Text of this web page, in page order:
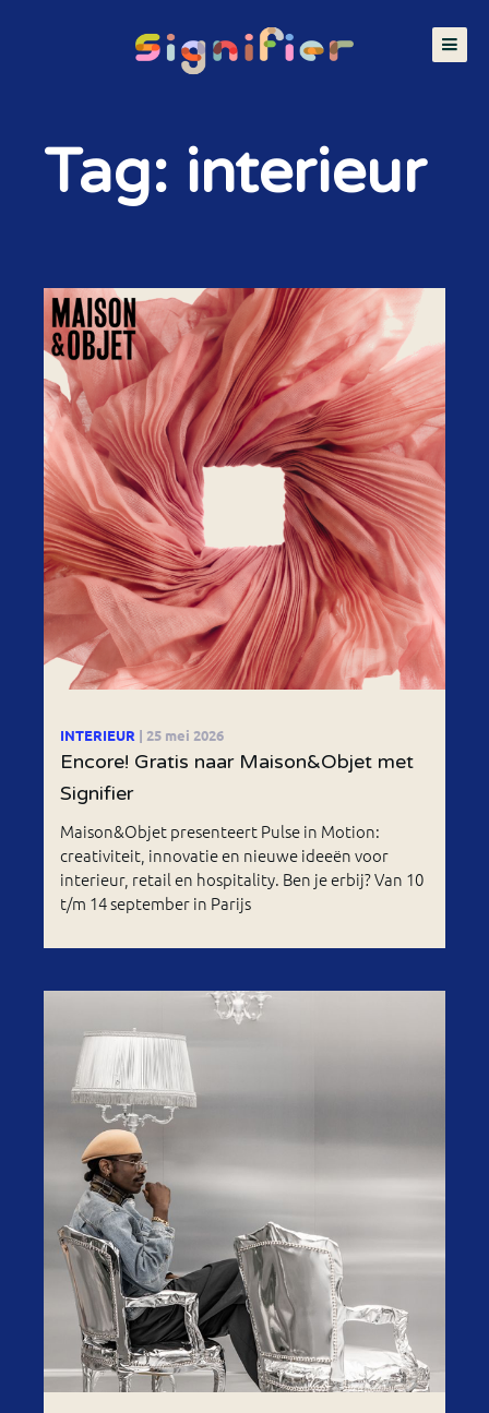
Tag: interieur
INTERIEUR | 25 mei 2026
Encore! Gratis naar Maison&Objet met
Signifier
Maison&Objet presenteert Pulse in Motion:
creativiteit, innovatie en nieuwe ideeën voor
interieur, retail en hospitality. Ben je erbij? Van 10
t/m 14 september in Parijs